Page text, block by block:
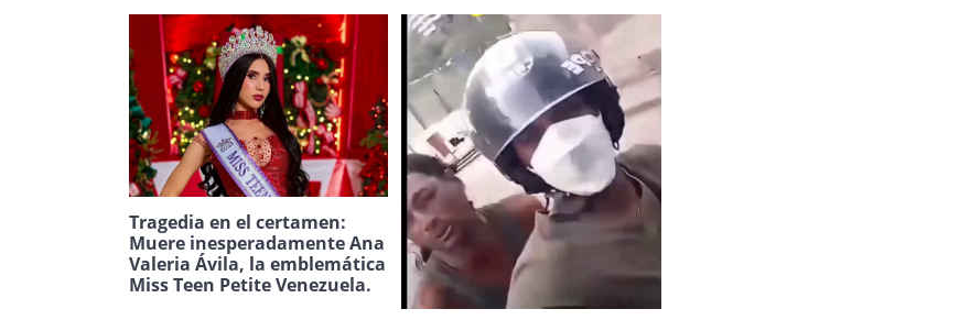
Tragedia en el certamen:
Muere inesperadamente Ana
Valeria Ávila, la emblemática
Miss Teen Petite Venezuela.